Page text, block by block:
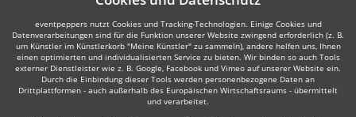
eventpeppers nutzt Cookies und Tracking-Technologien. Einige Cookies und
Datenverarbeitungen sind für die Funktion unserer Website zwingend erforderlich (z. B.
um Künstler im Künstlerkorb "Meine Künstler" zu sammeln), andere helfen uns, Ihnen
einen optimierten und individualisierten Service zu bieten. Wir binden so auch Tools
externer Dienstleister wie z. B. Google, Facebook und Vimeo auf unserer Website ein.
Durch die Einbindung dieser Tools werden personenbezogene Daten an
Drittplattformen - auch außerhalb des Europäischen Wirtschaftsraums - übermittelt
und verarbeitet.